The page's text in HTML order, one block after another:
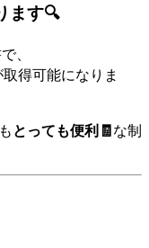
ます🔍
、
取得可能になりま
とっても便利🧾 な制